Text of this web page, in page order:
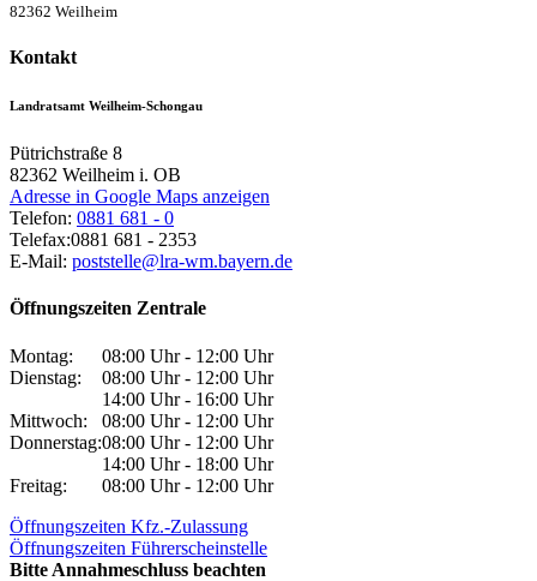
82362 Weilheim
Kontakt
Landratsamt Weilheim-Schongau
Pütrichstraße 8
82362 Weilheim i. OB
Adresse in Google Maps anzeigen
Telefon: 0881 681 - 0
Telefax:0881 681 - 2353
E-Mail: poststelle@lra-wm.bayern.de
Öffnungszeiten Zentrale
Montag:
08:00 Uhr - 12:00 Uhr
Dienstag:
08:00 Uhr - 12:00 Uhr
14:00 Uhr - 16:00 Uhr
Mittwoch:
08:00 Uhr - 12:00 Uhr
Donnerstag:08:00 Uhr - 12:00 Uhr
14:00 Uhr - 18:00 Uhr
Freitag:
08:00 Uhr - 12:00 Uhr
Öffnungszeiten Kfz.-Zulassung
Öffnungszeiten Führerscheinstelle
Bitte Annahmeschluss beachten